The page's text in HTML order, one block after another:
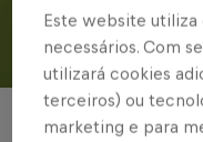
BRASILEIRÃO
Este website
necessários. Com
utilizará cookies
terceiros) ou
marketing e para